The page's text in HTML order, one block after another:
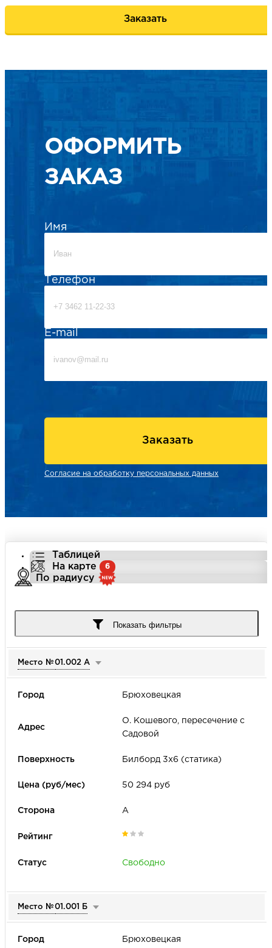
Заказать
ОФОРМИТЬ
ЗАКАЗ
Имя
Телефон
E-mail
Заказать
Согласие на обработку персональных данных
Таблицей
На карте
6
По радиусу
Улица
-
Только товары с акцией
Показать фильтры
Место №01.002 А
Брюховецкая
О. Кошевого, пересечение с
Садовой
Билборд 3х6 (статика)
50 294 руб
А
Свободно
Место №01.001 Б
Брюховецкая